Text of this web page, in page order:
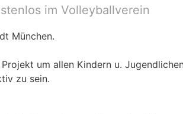
im Volleyballverein
München.
um allen Kindern u.
zu sein.